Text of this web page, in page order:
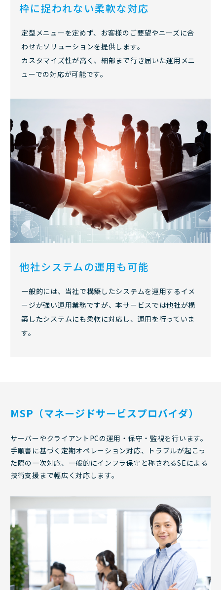
枠に捉われない柔軟な対応
定型メニューを定めず、お客様のご要望やニーズに合
わせたソリューションを提供します。
カスタマイズ性が高く、細部まで行き届いた運用メニ
ューでの対応が可能です。
他社システムの運用も可能
一般的には、当社で構築したシステムを運用するイメ
ージが強い運用業務ですが、本サービスでは他社が構
築したシステムにも柔軟に対応し、運用を行っていま
す。
MSP（マネージドサービスプロバイダ）
サーバーやクライアントPCの運用・保守・監視を行います。
手順書に基づく定期オペレーション対応、トラブルが起こっ
た際の一次対応、一般的にインフラ保守と称されるSEによる
技術支援まで幅広く対応します。